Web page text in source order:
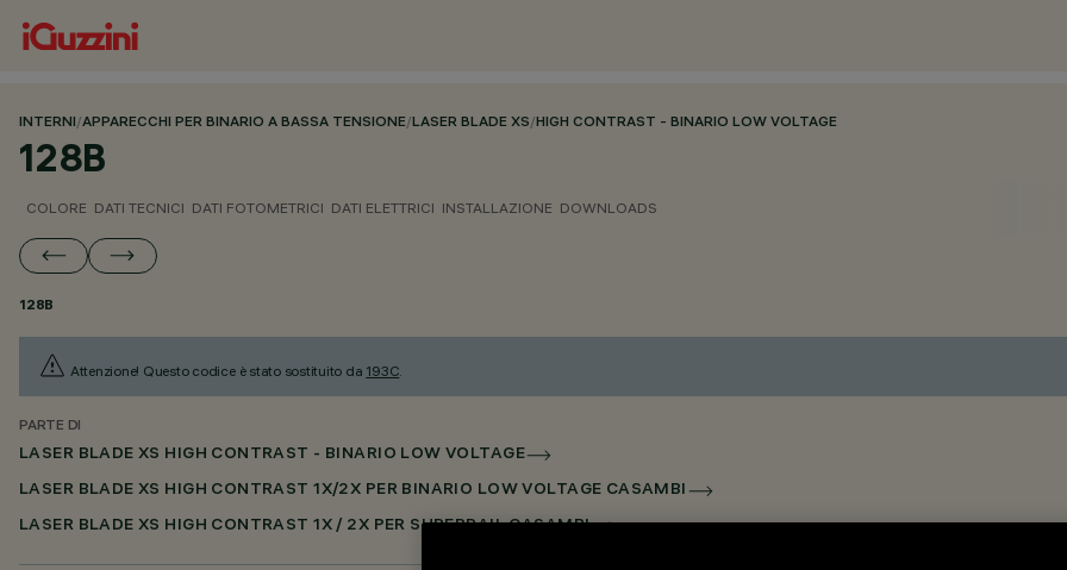
INTERNI/APPARECCHI PER BINARIO A BASSA TENSIONE/LASER BLADE XS/HIGH CONTRAST - BINARIO LOW VOLTAGE
128B
COLORE DATI TECNICI DATI FOTOMETRICI DATI ELETTRICI INSTALLAZIONE DOWNLOADS
128B
Attenzione! Questo codice è stato sostituito da 193C.
PARTE DI
LASER BLADE XS HIGH CONTRAST - BINARIO LOW VOLTAGE
LASER BLADE XS HIGH CONTRAST 1X/2X PER BINARIO LOW VOLTAGE CASAMBI
LASER BLADE XS HIGH CONTRAST 1X / 2X PER SUPERRAIL CASAMBI